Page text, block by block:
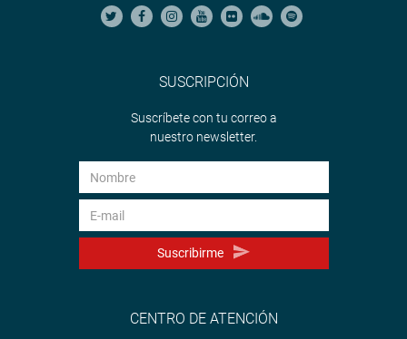
SUSCRIPCIÓN
Suscríbete con tu correo a
nuestro newsletter.
Suscribirme
CENTRO DE ATENCIÓN